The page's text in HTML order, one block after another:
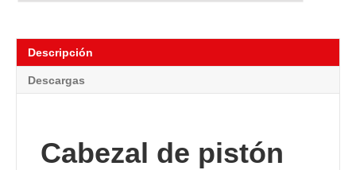
Descripción
Descargas
Cabezal de pistón